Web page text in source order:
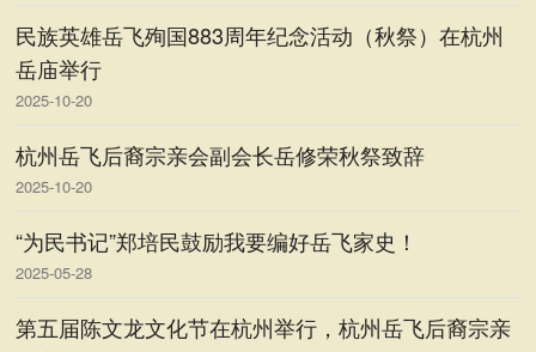
民族英雄岳飞殉国883周年纪念活动（秋祭）在杭州
岳庙举行
2025-10-20
杭州岳飞后裔宗亲会副会长岳修荣秋祭致辞
2025-10-20
“为民书记”郑培民鼓励我要编好岳飞家史！
2025-05-28
第五届陈文龙文化节在杭州举行，杭州岳飞后裔宗亲